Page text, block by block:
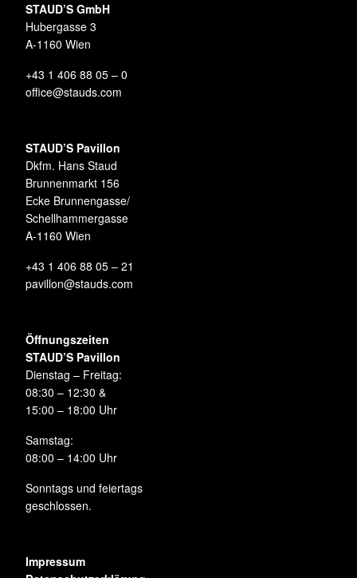
STAUD’S GmbH
Hubergasse 3
A-1160 Wien
+43 1 406 88 05 – 0
office@stauds.com
STAUD’S Pavillon
Dkfm. Hans Staud
Brunnenmarkt 156
Ecke Brunnengasse/
Schellhammergasse
A-1160 Wien
+43 1 406 88 05 – 21
pavillon@stauds.com
Öffnungszeiten
STAUD’S Pavillon
Dienstag – Freitag:
08:30 – 12:30 &
15:00 – 18:00 Uhr
Samstag:
08:00 – 14:00 Uhr
Sonntags und feiertags
geschlossen.
Impressum